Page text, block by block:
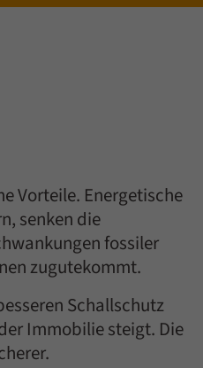
Vorteile. Energetische
senken die
fossiler
zugutekommt.
Schallschutz
Immobilie steigt. Die